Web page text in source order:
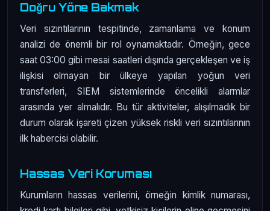
Doğru Yöne Bakmak
Veri sızıntılarının tespitinde, zamanlama ve konum
analizi de önemli bir rol oynamaktadır. Örneğin, gece
saat 03:00 gibi mesai saatleri dışında gerçekleşen ve iş
ilişkisi olmayan bir ülkeye yapılan yoğun veri
transferleri, SIEM sistemlerinde öncelikli alarmlar
arasında yer almalıdır. Bu tür aktiviteler, alışılmadık bir
durum olarak işareti çizen yüksek riskli veri sızıntılarının
ilk habercisi olabilir.
Hassas Veri Koruması
Kurumların hassas verilerini, örneğin kimlik numarası,